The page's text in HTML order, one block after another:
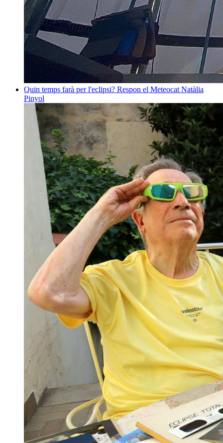
Quin temps farà per l'eclipsi? Respon el Meteocat Natàlia
Pinyol